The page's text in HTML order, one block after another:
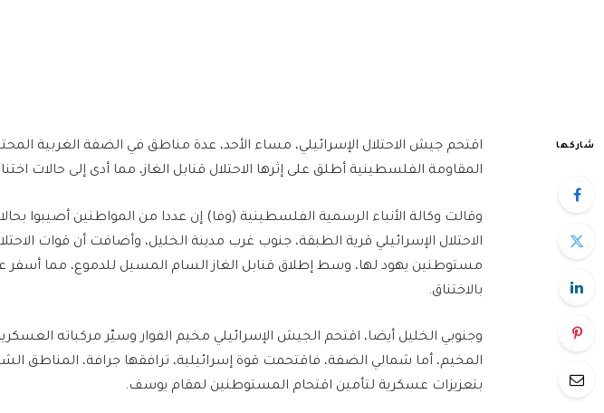
شاركها
اقتحم جيش الاحتلال الإسرائيلي، مساء الأحد، عدة مناطق في الضفة الغربية
المقاومة الفلسطينية أطلق على إثرها الاحتلال قنابل الغاز، مما أدى إلى حالات
وقالت وكالة الأنباء الرسمية الفلسطينية (وفا) إن عددا من المواطنين أصيبوا
الاحتلال الإسرائيلي قرية الطبقة، جنوب غرب مدينة الخليل، وأضافت أن قوات
مستوطنين يهود لها، وسط إطلاق قنابل الغاز السام المسيل للدموع، مما أسفر
بالاختناق.
وجنوبي الخليل أيضا، اقتحم الجيش الإسرائيلي مخيم الفوار وسيّر مركباته
المخيم، أما شمالي الضفة، فاقتحمت قوة إسرائيلية، ترافقها جرافة، المناطق
بتعزيزات عسكرية لتأمين اقتحام المستوطنين لمقام يوسف.